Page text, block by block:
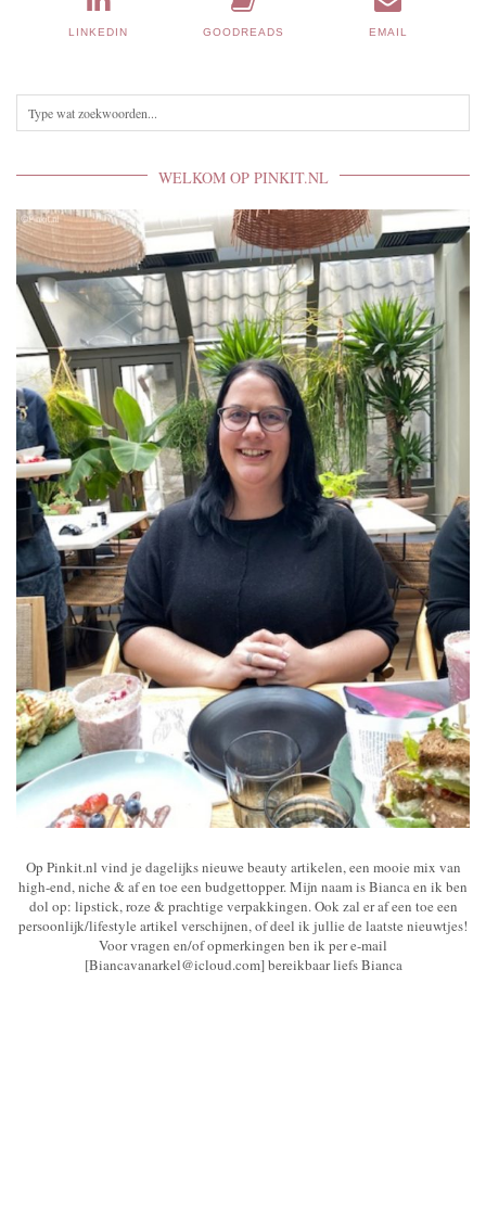
LINKEDIN GOODREADS EMAIL
WELKOM OP PINKIT.NL
Op Pinkit.nl vind je dagelijks nieuwe beauty artikelen, een mooie mix van
high-end, niche & af en toe een budgettopper. Mijn naam is Bianca en ik ben
dol op: lipstick, roze & prachtige verpakkingen. Ook zal er af een toe een
persoonlijk/lifestyle artikel verschijnen, of deel ik jullie de laatste nieuwtjes!
Voor vragen en/of opmerkingen ben ik per e-mail
[Biancavanarkel@icloud.com] bereikbaar liefs Bianca